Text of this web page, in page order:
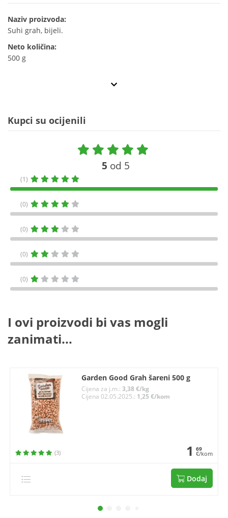
Naziv proizvoda:
Suhi grah, bijeli.
Neto količina:
500 g
Kupci su ocijenili
5 od 5
(1)
(0)
(0)
(0)
(0)
I ovi proizvodi bi vas mogli
zanimati...
Garden Good Grah šareni 500 g
Cijena za j.m.:3,38 €/kg
Cijena 02.05.2025.: 1,25 €/kom
(3) 1 69
€/kom
Dodaj